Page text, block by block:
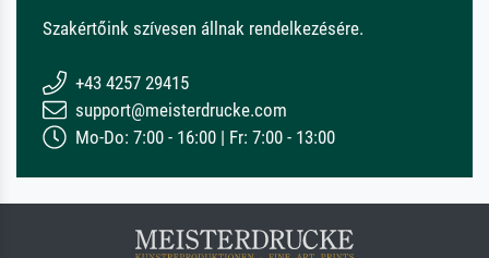
Szakértőink szívesen állnak rendelkezésére.
+43 4257 29415
support@meisterdrucke.com
Mo-Do: 7:00 - 16:00 | Fr: 7:00 - 13:00